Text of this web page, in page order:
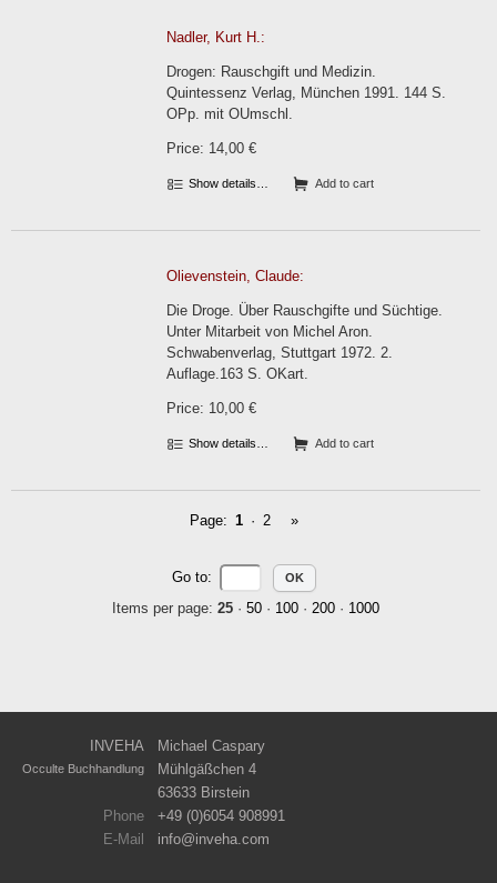
Nadler, Kurt H.:
Drogen: Rauschgift und Medizin.
Quintessenz Verlag, München 1991. 144 S.
OPp. mit OUmschl.
Price: 14,00 €
Show details… Add to cart
Olievenstein, Claude:
Die Droge. Über Rauschgifte und Süchtige.
Unter Mitarbeit von Michel Aron.
Schwabenverlag, Stuttgart 1972. 2.
Auflage.163 S. OKart.
Price: 10,00 €
Show details… Add to cart
Page: 1 · 2 »
Go to:
Items per page: 25 · 50 · 100 · 200 · 1000
INVEHA Michael Caspary
Occulte Buchhandlung
Mühlgäßchen 4
63633 Birstein
Phone
+49 (0)6054 908991
E-Mail
info inveha.com